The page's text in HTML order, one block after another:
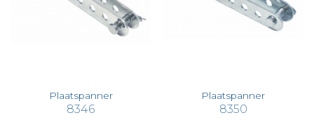
Plaatspanner
8346
Plaatspanner
8350